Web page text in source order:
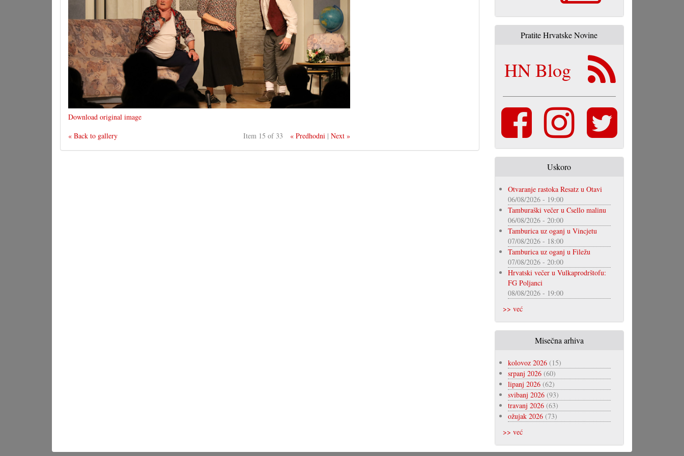
Download original image
« Back to gallery
Item 15 of 33 « Predhodni |Next »
Pratite Hrvatske Novine
HN Blog
Uskoro
Otvaranje rastoka Resatz u Otavi
06/08/2026 - 19:00
Tamburaški večer u Csello malinu
06/08/2026 - 20:00
Tamburica uz oganj u Vincjetu
07/08/2026 - 18:00
Tamburica uz oganj u Filežu
07/08/2026 - 20:00
Hrvatski večer u Vulkaprodrštofu:
FG Poljanci
08/08/2026 - 19:00
>> već
Misečna arhiva
kolovoz 2026(15)
srpanj 2026(60)
lipanj 2026(62)
svibanj 2026(93)
travanj 2026(63)
ožujak 2026(73)
>> već